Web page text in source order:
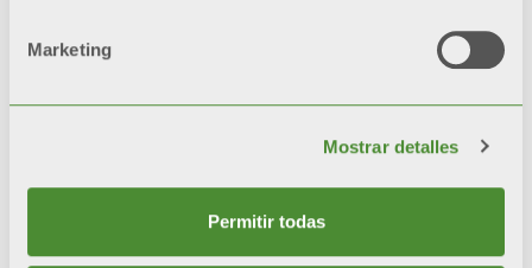
Marketing
Mostrar detalles
Permitir todas
Estética, brillo y color se
mantienen a lo largo del
gracias a pre-
tratamientos y a la doble
pintura por anaforesi y
polvos.